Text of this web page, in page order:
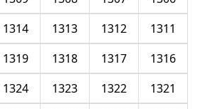
1311
1312
1313
1314
1316
1317
1318
1319
1321
1322
1323
1324